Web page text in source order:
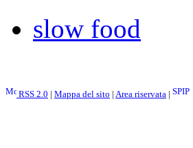
slow food
RSS 2.0 | Mappa del sito | Area riservata |